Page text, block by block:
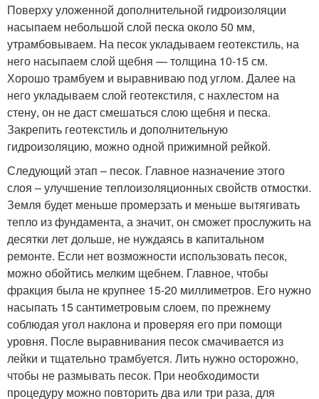
Поверху уложенной дополнительной гидроизоляции
насыпаем небольшой слой песка около 50 мм,
утрамбовываем. На песок укладываем геотекстиль, на
него насыпаем слой щебня — толщина 10-15 см.
Хорошо трамбуем и выравниваю под углом. Далее на
него укладываем слой геотекстиля, с нахлестом на
стену, он не даст смешаться слою щебня и песка.
Закрепить геотекстиль и дополнительную
гидроизоляцию, можно одной прижимной рейкой.
Следующий этап – песок. Главное назначение этого
слоя – улучшение теплоизоляционных свойств отмостки.
Земля будет меньше промерзать и меньше вытягивать
тепло из фундамента, а значит, он сможет прослужить на
десятки лет дольше, не нуждаясь в капитальном
ремонте. Если нет возможности использовать песок,
можно обойтись мелким щебнем. Главное, чтобы
фракция была не крупнее 15-20 миллиметров. Его нужно
насыпать 15 сантиметровым слоем, по прежнему
соблюдая угол наклона и проверяя его при помощи
уровня. После выравнивания песок смачивается из
лейки и тщательно трамбуется. Лить нужно осторожно,
чтобы не размывать песок. При необходимости
процедуру можно повторить два или три раза, для